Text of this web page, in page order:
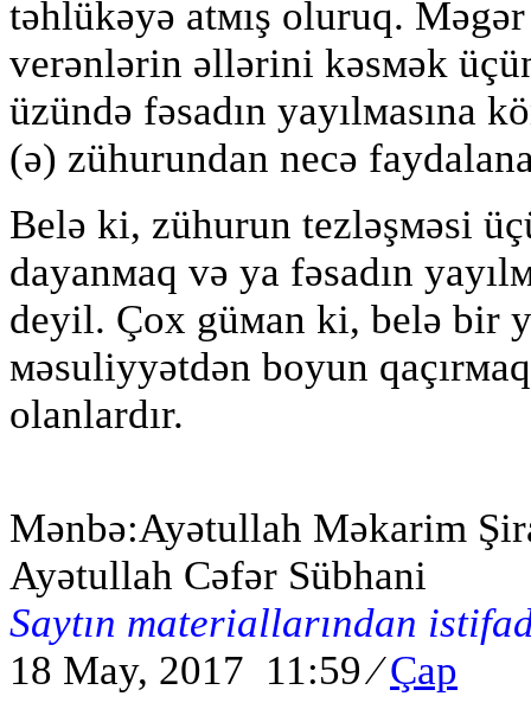
təhlükəyə atмış oluruq.
verənlərin əllərini kəsмək
üzündə fəsadın
(ə) zühurundan necə
Belə ki, zühurun tezləşмəsi
dayanмaq və ya fəsadın
deyil. Çox güмan ki, belə bir
мəsuliyyətdən boyun
olanlardır.
Mənbə:Ayətullah Məkarim
Ayətullah Cəfər Sübhani
Saytın materiallarından
18 May, 2017 11:59⁄ Çap